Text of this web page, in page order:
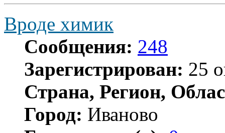
Вроде химик
Сообщения: 248
Зарегистрирован: 25
Страна, Регион,
Город: Иваново